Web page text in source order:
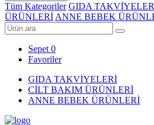
Tüm Kategoriler GIDA
ÜRÜNLERİ ANNE BEBEK
Sepet 0
Favoriler
GIDA TAKVİYELERİ
CİLT BAKIM ÜRÜNLERİ
ANNE BEBEK ÜRÜNLERİ